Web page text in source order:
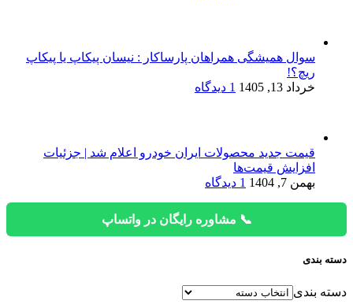
سوال همیشگی همراهان پارساکار : نیسان پیکاپ یا پیکاپ
ریچ؟!
خرداد 13, 1405
1 دیدگاه
قیمت جدید محصولات ایران خودرو اعلام شد | جزئیات
افزایش قیمت‌ها
بهمن 7, 1404
1 دیدگاه
📞 مشاوره رایگان در واتساپ
دسته بندی
دسته بندی